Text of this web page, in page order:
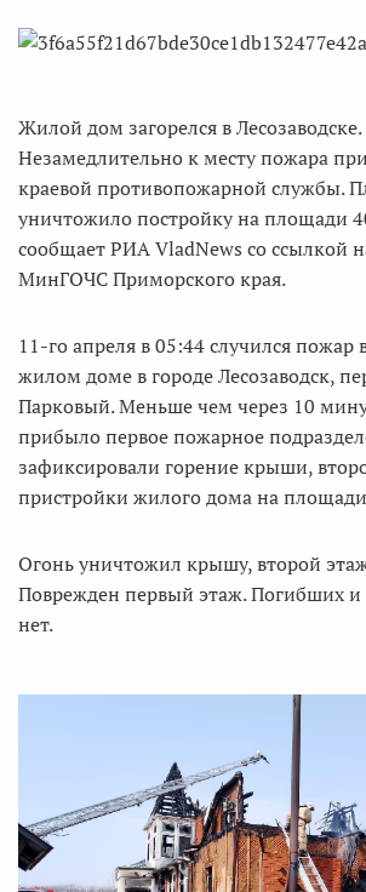
Жилой дом загорелся в Лесозаводске.
Незамедлительно к месту пожара
краевой противопожарной службы.
уничтожило постройку на площади
сообщает РИА VladNews со ссылкой
МинГОЧС Приморского края.
11-го апреля в 05:44 случился пожар
жилом доме в городе Лесозаводск,
Парковый. Меньше чем через 10
прибыло первое пожарное
зафиксировали горение крыши,
пристройки жилого дома на
Огонь уничтожил крышу, второй
Поврежден первый этаж. Погибших
нет.